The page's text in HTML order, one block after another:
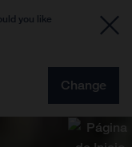
you like
Change